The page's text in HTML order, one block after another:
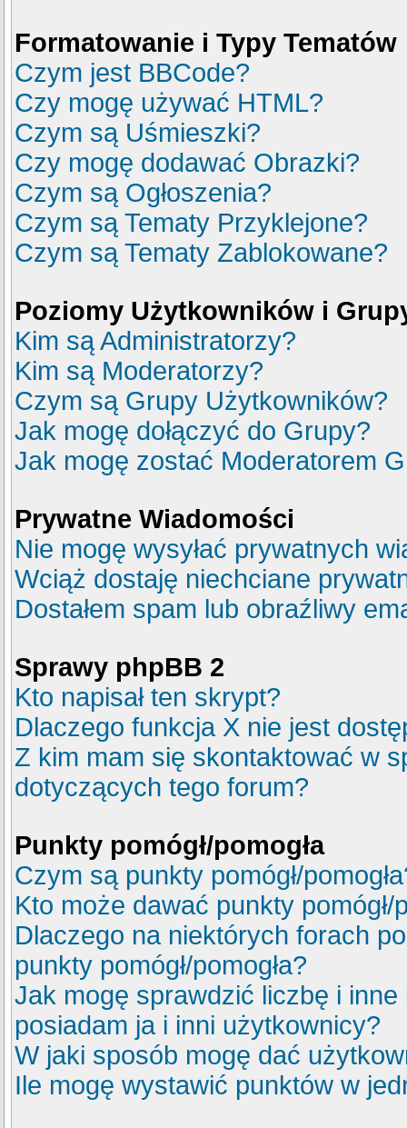
Formatowanie i Typy Tematów
Czym jest BBCode?
Czy mogę używać HTML?
Czym są Uśmieszki?
Czy mogę dodawać Obrazki?
Czym są Ogłoszenia?
Czym są Tematy Przyklejone?
Czym są Tematy Zablokowane?
Poziomy Użytkowników i
Kim są Administratorzy?
Kim są Moderatorzy?
Czym są Grupy Użytkowników?
Jak mogę dołączyć do Grupy?
Jak mogę zostać Moderatorem
Prywatne Wiadomości
Nie mogę wysyłać prywatnych
Wciąż dostaję niechciane
Dostałem spam lub obraźliwy
Sprawy phpBB 2
Kto napisał ten skrypt?
Dlaczego funkcja X nie jest
Z kim mam się skontaktować w
dotyczących tego forum?
Punkty pomógł/pomogła
Czym są punkty pomógł/
Kto może dawać punkty pomógł/
Dlaczego na niektórych forach
punkty pomógł/pomogła?
Jak mogę sprawdzić liczbę i
posiadam ja i inni użytkownicy?
W jaki sposób mogę dać
Ile mogę wystawić punktów w